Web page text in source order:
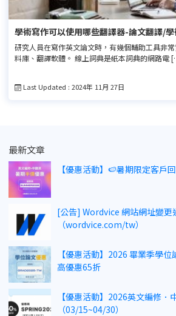
學術寫作可以使用哪些翻譯器-論文翻譯/
研究人員在寫作英文論文時，有幾個輔助工具非
料庫、翻譯軟體。 線上詞典是紙本詞典的網路電
Last Updated : 2024年 11月 27日
最新文章
【優惠活動】🍉暑期限定客戶
[公告] Wordvice 網站網址變更
（wordvice.com/tw）
【優惠活動】2026 畢業季學
高優惠65折
【優惠活動】2026英文編修．
（03/15~04/30）